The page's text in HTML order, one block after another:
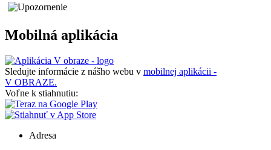
Mobilná aplikácia
Sledujte informácie z nášho webu v mobilnej aplikácii -
V OBRAZE.
Voľne k stiahnutiu:
Adresa